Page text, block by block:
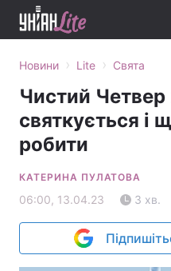
Новини › Lite › Свята
Чистий
святкується і
робити
КАТЕРИНА ПУЛАТОВА
06:00, 13.04.23 3 хв.